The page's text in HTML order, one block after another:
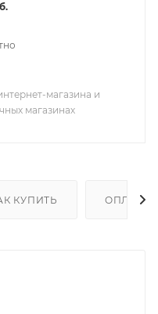
магазина и
магазинах
КУПИТЬ ОПЛАТА